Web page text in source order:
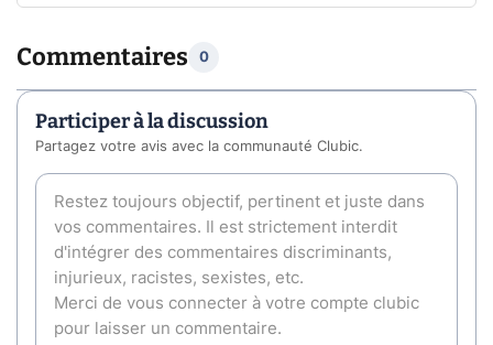
Commentaires 0
Participer à la discussion
Partagez votre avis avec la communauté Clubic.